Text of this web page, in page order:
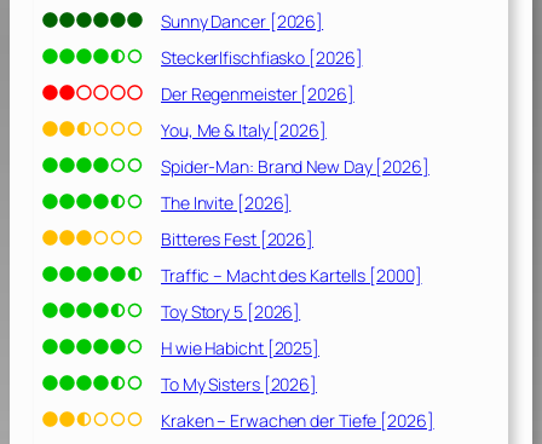
1
9
7
8
]
Sunny Dancer [2026]
Steckerlfischfiasko [2026]
Der Regenmeister [2026]
You, Me & Italy [2026]
Spider-Man: Brand New Day [2026]
The Invite [2026]
Bitteres Fest [2026]
Traffic – Macht des Kartells [2000]
Toy Story 5 [2026]
H wie Habicht [2025]
To My Sisters [2026]
Kraken – Erwachen der Tiefe [2026]